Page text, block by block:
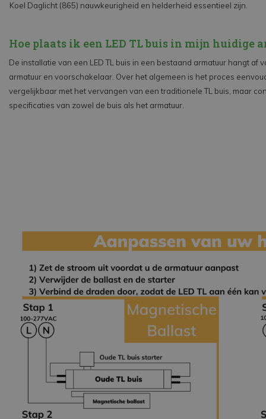
Koel Daglicht (865) nauwkeurigheid en helderheid essentieel zijn.
Hoe plaats ik een LED TL buis in mijn huidige
De installatie van een LED TL buis in een bestaand armatuur hangt af
armatuur en voorschakelaar. Over het algemeen is het proces
vergelijkbaar met het vervangen van een traditionele TL buis, maar
specificaties van zowel de buis als het armatuur.